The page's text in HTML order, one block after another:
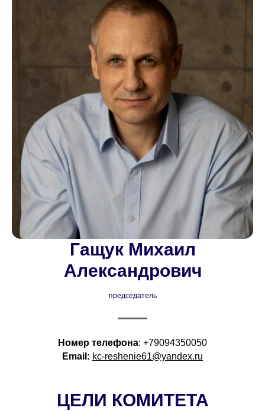
Гащук Михаил
Александрович
председатель
Номер телефона: +79094350050
Email: kc-reshenie61@yandex.ru
ЦЕЛИ КОМИТЕТА